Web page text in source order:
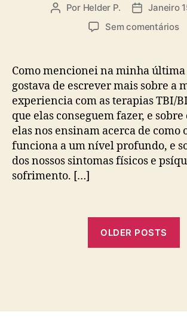
Autor
Por Helder P.
DataJaneiro
Sem comentáriosem
E
A
Como mencionei na minha
gostava de escrever mais sobre a
experiencia com as terapias TBI/
que elas conseguem fazer, e
elas nos ensinam acerca de como
funciona a um nível profundo, e
dos nossos sintomas físicos e
sofrimento. […]
OLDER POSTS